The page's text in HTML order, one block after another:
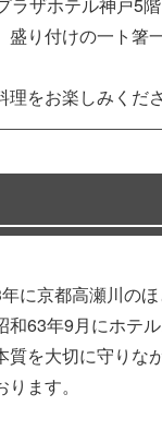
盛り付けの一ト箸
理をお楽しみくだ
年に京都高瀬川の
和63年9月にホテ
質を大切に守りな
ます。